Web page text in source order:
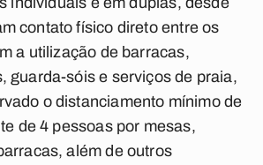
contato físico direto entre os
a utilização de barracas,
guarda-sóis e serviços de praia,
o distanciamento mínimo de
de 4 pessoas por mesas,
além de outros